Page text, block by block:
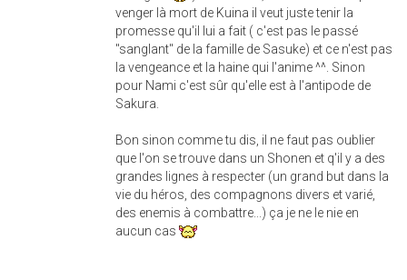
venger là mort de Kuina il veut juste tenir la
promesse qu'il lui a fait ( c'est pas le passé
"sanglant" de la famille de Sasuke) et ce n'est pas
la vengeance et la haine qui l'anime ^^. Sinon
pour Nami c'est sûr qu'elle est à l'antipode de
Sakura.
Bon sinon comme tu dis, il ne faut pas oublier
que l'on se trouve dans un Shonen et q'il y a des
grandes lignes à respecter (un grand but dans la
vie du héros, des compagnons divers et varié,
des enemis à combattre...) ça je ne le nie en
aucun cas